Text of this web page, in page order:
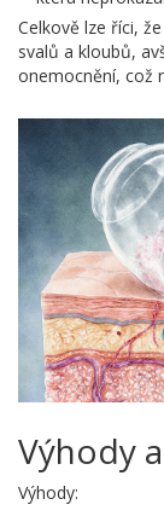
Celkově lze říci,
svalů a kloubů,
onemocnění, což
Výhody
Výhody: